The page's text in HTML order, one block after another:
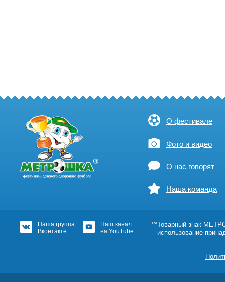
О фестивале
Фото и видео
О нас говорят
Наша команда
Наша группа
Вконтакте
Наш канал
на YouTube
™Товарный знак
использование